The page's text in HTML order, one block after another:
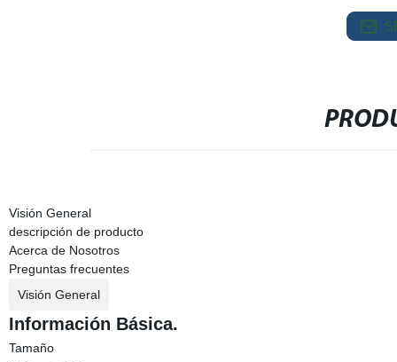
Visión General
descripción de producto
Acerca de Nosotros
Preguntas frecuentes
Visión General
Información Básica.
Tamaño